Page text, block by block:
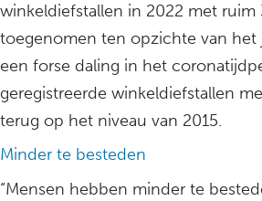
winkeldiefstallen in 2022 met ruim
toegenomen ten opzichte van het
een forse daling in het
geregistreerde winkeldiefstallen
terug op het niveau van 2015.
Minder te besteden
“Mensen hebben minder te